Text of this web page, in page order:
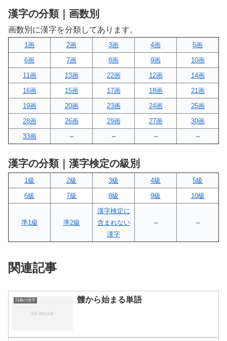
漢字の分類｜画数別
画数別に漢字を分類してあります。
1画 2画 3画 4画
5画
6画
7画 8画 9画
10画
11画
13画 22画 12画
14画
16画
15画 17画 18画
21画
19画
20画 23画 24画
25画
28画
26画 29画 27画
30画
33画
– – – –
漢字の分類｜漢字検定の級別
1級 2級 3級 4級
5級
6級
7級 8級 9級 10級
準1級 準2級
漢字検定に
含まれない
漢字
– –
関連記事
21画の漢字 髏から始まる単語